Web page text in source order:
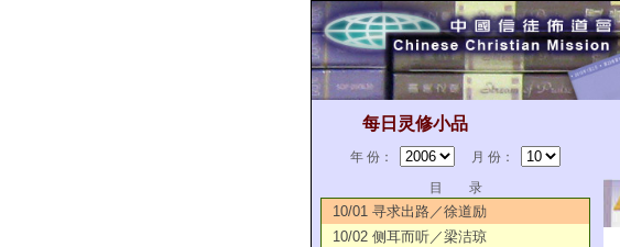
每日灵修小品
年 份：
月 份：
目 录
10/01 寻求出路／徐道励
10/02 侧耳而听／梁洁琼